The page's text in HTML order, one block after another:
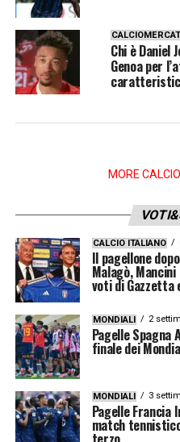
Chi è Daniel
Genoa per
MORE
CALCIO ITALIANO
Il pagellone
Malagò,
voti di Gazzetta
MONDIALI 2
Pagelle Spagna
finale dei
MONDIALI 3
Pagelle Francia
match